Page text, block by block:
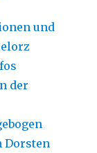
und
der
Dorsten